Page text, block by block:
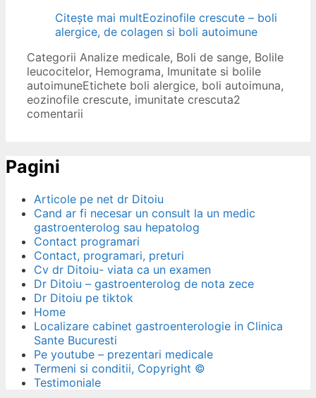
Citește mai multEozinofile crescute – boli
alergice, de colagen si boli autoimune
Categorii Analize medicale, Boli de sange, Bolile
leucocitelor, Hemograma, Imunitate si bolile
autoimuneEtichete boli alergice, boli autoimuna,
eozinofile crescute, imunitate crescuta2
comentarii
Pagini
Articole pe net dr Ditoiu
Cand ar fi necesar un consult la un medic
gastroenterolog sau hepatolog
Contact programari
Contact, programari, preturi
Cv dr Ditoiu- viata ca un examen
Dr Ditoiu – gastroenterolog de nota zece
Dr Ditoiu pe tiktok
Home
Localizare cabinet gastroenterologie in Clinica
Sante Bucuresti
Pe youtube – prezentari medicale
Termeni si conditii, Copyright ©
Testimoniale